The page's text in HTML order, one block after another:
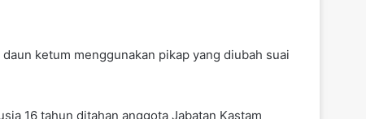
ketum menggunakan pikap yang diubah suai
16 tahun ditahan anggota Jabatan Kastam